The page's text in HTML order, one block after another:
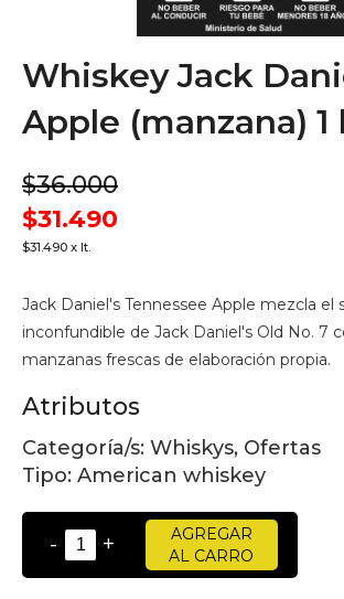
Whiskey Jack
Apple (manzana) 1
$36.000
$31.490
$31.490 x lt.
Jack Daniel's Tennessee Apple mezcla el
inconfundible de Jack Daniel's Old No. 7
manzanas frescas de elaboración propia.
Atributos
Categoría/s: Whiskys, Ofertas
Tipo: American whiskey
- +
AGREGAR
AL CARRO